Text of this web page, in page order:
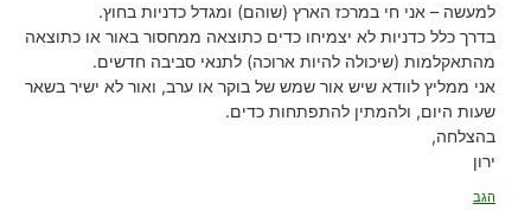
למעשה – אני חי במרכז הארץ (שוהם) ומגדל כדניות בחוץ.
בדרך כלל כדניות לא יצמיחו כדים כתוצאה ממחסור באור או כתוצאה
מהתאקלמות (שיכולה להיות ארוכה) לתנאי סביבה חדשים.
אני ממליץ לוודא שיש אור שמש של בוקר או ערב, ואור לא ישיר בשאר
שעות היום, ולהמתין להתפתחות כדים.
בהצלחה,
ירון
הגב